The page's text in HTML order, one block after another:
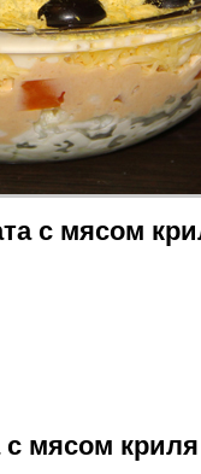
с мясом
с мясом криля